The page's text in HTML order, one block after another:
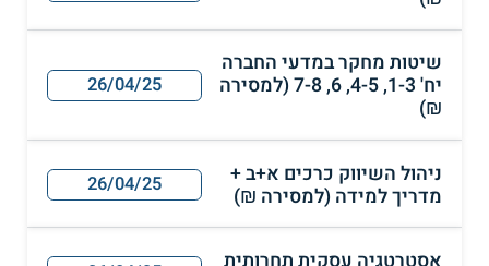
שיטות מחקר במדעי החברה
יח' 1-3, 4-5, 6, 7-8 (למסירה
₪)
26/04/25
ניהול השיווק כרכים א+ב +
מדריך למידה (למסירה ₪)
26/04/25